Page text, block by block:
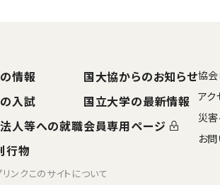
情報
入試
人等への就職
行物
国大協からのお知らせ
国立大学の最新情報
会員専用ページ
協会
アク
災
お
リンクこのサイトについて